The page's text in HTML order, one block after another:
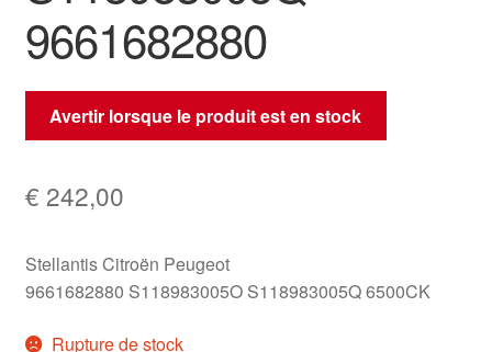
9661682880
Avertir lorsque le produit est en stock
€ 242,00
Stellantis Citroën Peugeot
9661682880 S118983005O S118983005Q 6500CK
Rupture de stock